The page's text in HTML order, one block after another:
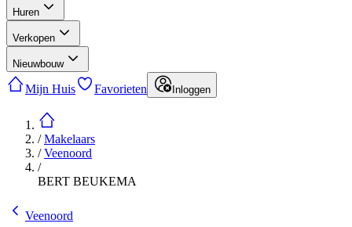
Huren
Verkopen
Nieuwbouw
Mijn Huis Favorieten Inloggen
/Makelaars
/Veenoord
/
BERT BEUKEMA
Veenoord